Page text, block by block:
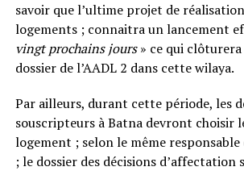
savoir que l’ultime projet de
logements ; connaitra un lancement
vingt prochains jours» ce qui
dossier de l’AADL 2 dans cette wilaya.
Par ailleurs, durant cette période, les
souscripteurs à Batna devront choisir
logement ; selon le même
; le dossier des décisions d’affectation